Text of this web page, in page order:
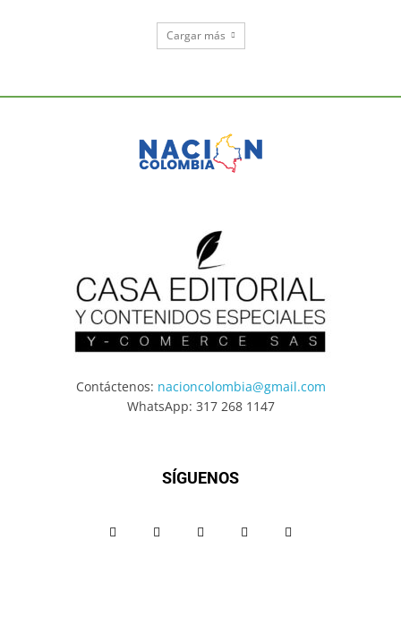
Cargar más
Contáctenos: nacioncolombia@gmail.com
WhatsApp: 317 268 1147
SÍGUENOS